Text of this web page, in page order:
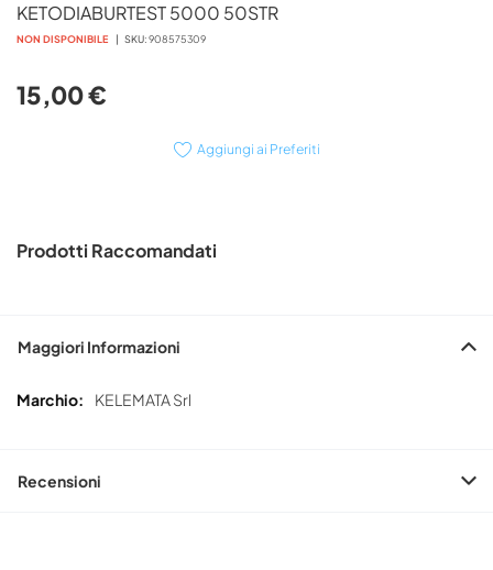
KETODIABURTEST 5000 50STR
NON DISPONIBILE SKU 908575309
15,00 €
Aggiungi ai Preferiti
all'inizio
della
immagini
Prodotti Raccomandati
Maggiori Informazioni
Maggiori
KELEMATA Srl
Recensioni